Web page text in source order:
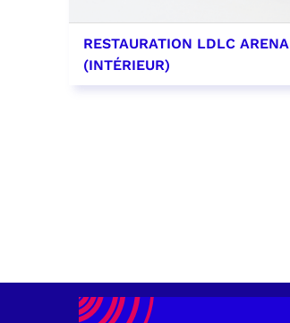
RESTAURATION LDLC ARENA
(INTÉRIEUR)